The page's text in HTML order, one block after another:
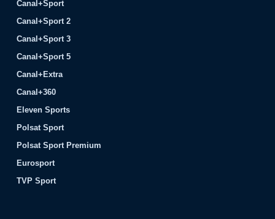
Canal+Sport
Canal+Sport 2
Canal+Sport 3
Canal+Sport 5
Canal+Extra
Canal+360
Eleven Sports
Polsat Sport
Polsat Sport Premium
Eurosport
TVP Sport